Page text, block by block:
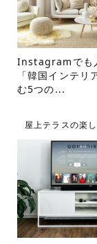
Instagramでも
「韓国インテリ
む5つの...
屋上テラスの楽